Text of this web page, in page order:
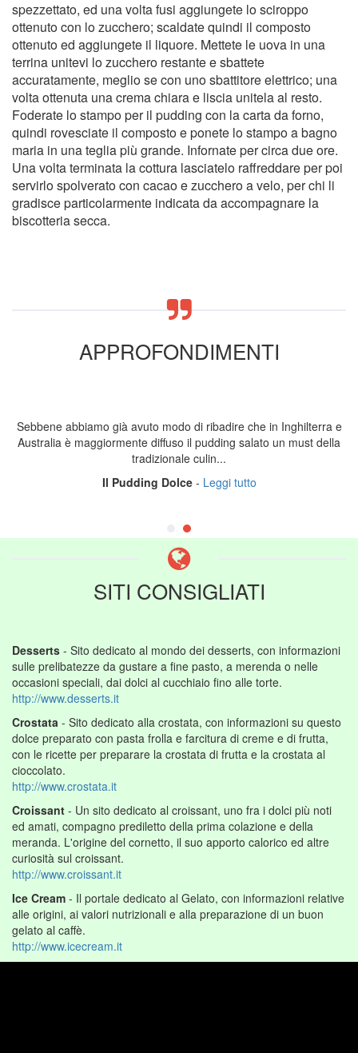
spezzettato, ed una volta fusi aggiungete lo sciroppo
ottenuto con lo zucchero; scaldate quindi il composto
ottenuto ed aggiungete il liquore. Mettete le uova in una
terrina unitevi lo zucchero restante e sbattete
accuratamente, meglio se con uno sbattitore elettrico; una
volta ottenuta una crema chiara e liscia unitela al resto.
Foderate lo stampo per il pudding con la carta da forno,
quindi rovesciate il composto e ponete lo stampo a bagno
maria in una teglia più grande. Infornate per circa due ore.
Una volta terminata la cottura lasciatelo raffreddare per poi
servirlo spolverato con cacao e zucchero a velo, per chi li
gradisce particolarmente indicata da accompagnare la
biscotteria secca.
APPROFONDIMENTI
Sebbene abbiamo già avuto modo di ribadire che in Inghilterra e
Australia è maggiormente diffuso il pudding salato un must della
tradizionale culin...
Il Pudding Dolce- Leggi tutto
SITI CONSIGLIATI
Desserts - Sito dedicato al mondo dei desserts, con informazioni
sulle prelibatezze da gustare a fine pasto, a merenda o nelle
occasioni speciali, dai dolci al cucchiaio fino alle torte.
http://www.desserts.it
Crostata - Sito dedicato alla crostata, con informazioni su questo
dolce preparato con pasta frolla e farcitura di creme e di frutta,
con le ricette per preparare la crostata di frutta e la crostata al
cioccolato.
http://www.crostata.it
Croissant - Un sito dedicato al croissant, uno fra i dolci più noti
ed amati, compagno prediletto della prima colazione e della
meranda. L'origine del cornetto, il suo apporto calorico ed altre
curiosità sul croissant.
http://www.croissant.it
Ice Cream - Il portale dedicato al Gelato, con informazioni relative
alle origini, ai valori nutrizionali e alla preparazione di un buon
gelato al caffè.
http://www.icecream.it